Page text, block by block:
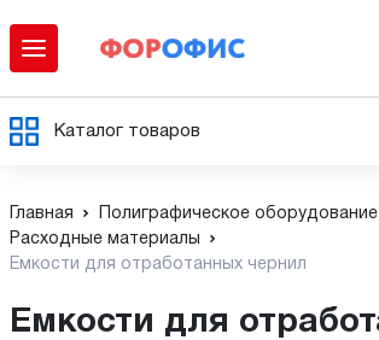
Каталог товаров
Главная Полиграфическое оборудование
Расходные материалы
Емкости для отработанных чернил
Емкости для отработанных